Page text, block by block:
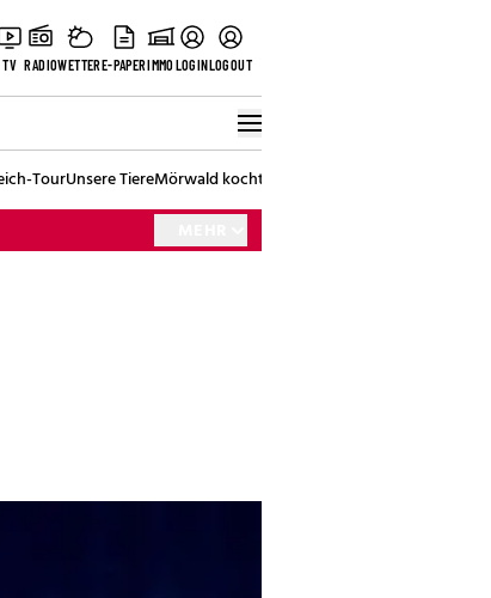
TV RADIOWETTERE-PAPERIMMOLOGINLOGOUT
TourUnsere TiereMörwald kocht